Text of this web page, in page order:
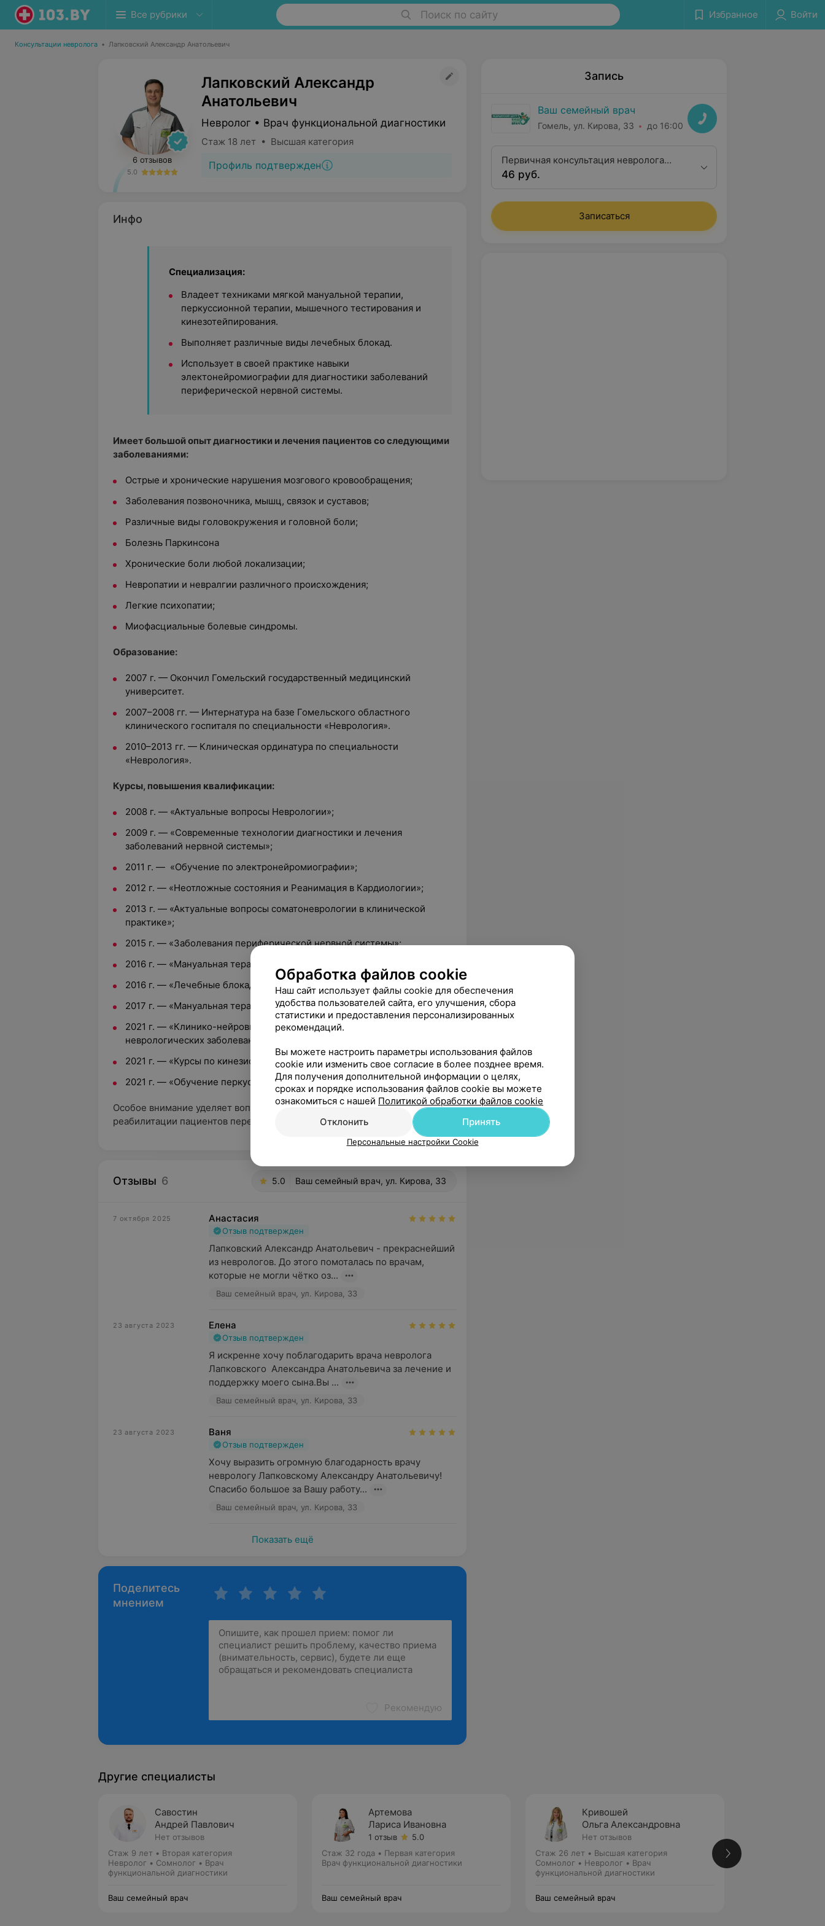
Все рубрики Поиск по сайту Избранное Войти
Консультации невролога • Лапковский Александр Анатольевич
6 отзывов
5.0
Лапковский Александр
Анатольевич
Невролог • Врач функциональной диагностики
Стаж 18 лет • Высшая категория
Профиль подтвержден
Инфо
Специализация:
Владеет техниками мягкой мануальной терапии,
перкуссионной терапии, мышечного тестирования и
кинезотейпирования.
Выполняет различные виды лечебных блокад.
Использует в своей практике навыки
электонейромиографии для диагностики заболеваний
периферической нервной системы.
Имеет большой опыт диагностики и лечения пациентов со следующими
заболеваниями:
Острые и хронические нарушения мозгового кровообращения;
Заболевания позвоночника, мышц, связок и суставов;
Различные виды головокружения и головной боли;
Болезнь Паркинсона
Хронические боли любой локализации;
Невропатии и невралгии различного происхождения;
Легкие психопатии;
Миофасциальные болевые синдромы.
Образование:
2007 г. — Окончил Гомельский государственный медицинский
университет.
2007–2008 гг. — Интернатура на базе Гомельского областного
клинического госпиталя по специальности «Неврология».
2010–2013 гг. — Клиническая ординатура по специальности
«Неврология».
Курсы, повышения квалификации:
2008 г. — «Актуальные вопросы Неврологии»;
2009 г. — «Современные технологии диагностики и лечения
заболеваний нервной системы»;
2011 г. — «Обучение по электронейромиографии»;
2012 г. — «Неотложные состояния и Реанимация в Кардиологии»;
2013 г. — «Актуальные вопросы соматоневрологии в клинической
практике»;
2015 г. — «Заболевания периферической нервной системы»;
2016 г. — «Мануальная терапия в Неврологии»;
2016 г. — «Лечебные блокады в Неврологии»;
2017 г. — «Мануальная терапия вертеброневрологических синдромов»;
2021 г. — «Клинико-нейровизуализационная диагностика
неврологических заболеваний»;
2021 г. — «Курсы по кинезиотейпированию»;
2021 г. — «Обучение перкуссионной терапии».
Особое внимание уделяет вопросам профилактики инсультов,
реабилитации пациентов перенесших инсульт.
Отзывы 6 5.0 Ваш семейный врач, ул. Кирова, 33
7 октября 2025 Анастасия
Отзыв подтвержден
Лапковский Александр Анатольевич - прекраснейший
из неврологов. До этого помоталась по врачам,
которые не могли чётко оз...
Ваш семейный врач, ул. Кирова, 33
23 августа 2023 Елена
Отзыв подтвержден
Я искренне хочу поблагодарить врача невролога
Лапковского  Александра Анатольевича за лечение и
поддержку моего сына.Вы ...
Ваш семейный врач, ул. Кирова, 33
23 августа 2023 Ваня
Отзыв подтвержден
Хочу выразить огромную благодарность врачу
неврологу Лапковскому Александру Анатольевичу!
Спасибо большое за Вашу работу...
Ваш семейный врач, ул. Кирова, 33
Показать ещё
Поделитесь
мнением
Рекомендую
Запись
Ваш семейный врач
Гомель, ул. Кирова, 33 до 16:00
Первичная консультация невролога
высшей квалификационной категории
46 руб.
Записаться
Другие специалисты
Савостин
Андрей Павлович
Нет отзывов
Стаж 9 лет • Вторая категория
Невролог • Сомнолог • Врач
функциональной диагностики
Ваш семейный врач
Артемова
Лариса Ивановна
1 отзыв
5.0
Стаж 32 года • Первая категория
Врач функциональной диагностики
Ваш семейный врач
Кривошей
Ольга Александровна
Нет отзывов
Стаж 26 лет • Высшая категория
Сомнолог • Невролог • Врач
функциональной диагностики
Ваш семейный врач
Обработка файлов cookie
Наш сайт использует файлы cookie для обеспечения
удобства пользователей сайта, его улучшения, сбора
статистики и предоставления персонализированных
рекомендаций.
Вы можете настроить параметры использования файлов
cookie или изменить свое согласие в более позднее время.
Для получения дополнительной информации о целях,
сроках и порядке использования файлов cookie вы можете
ознакомиться с нашей Политикой обработки файлов cookie
Отклонить
Принять
Персональные настройки Cookie